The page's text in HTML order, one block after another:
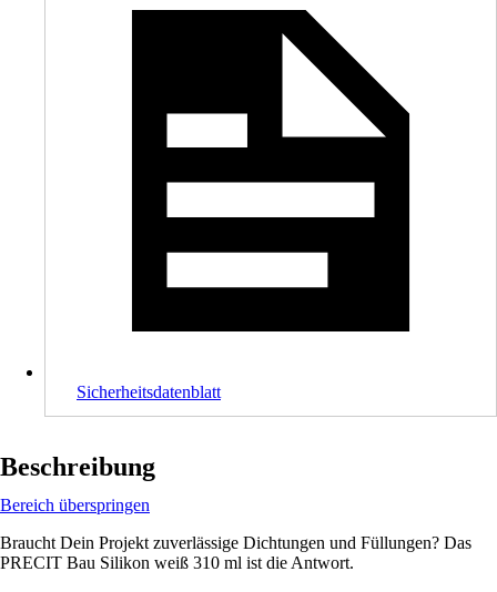
Sicherheitsdatenblatt
Beschreibung
Bereich überspringen
Braucht Dein Projekt zuverlässige Dichtungen und Füllungen? Das
PRECIT Bau Silikon weiß 310 ml ist die Antwort.